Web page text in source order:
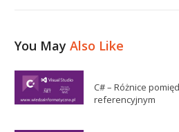
You MayAlso Like
C# – Różnice
referencyjnym